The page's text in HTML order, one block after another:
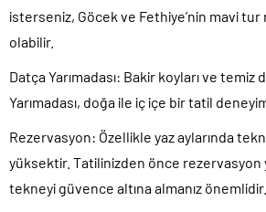
isterseniz, Göcek ve Fethiye’nin mavi tur
olabilir.
Datça Yarımadası: Bakir koyları ve temiz
Yarımadası, doğa ile iç içe bir tatil
Rezervasyon: Özellikle yaz aylarında
yüksektir. Tatilinizden önce rezervasyon
tekneyi güvence altına almanız önemlidir.